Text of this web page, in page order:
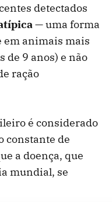
detectados
— uma forma
em animais mais
de 9 anos) e não
ração
é considerado
constante de
a doença, que
mundial, se